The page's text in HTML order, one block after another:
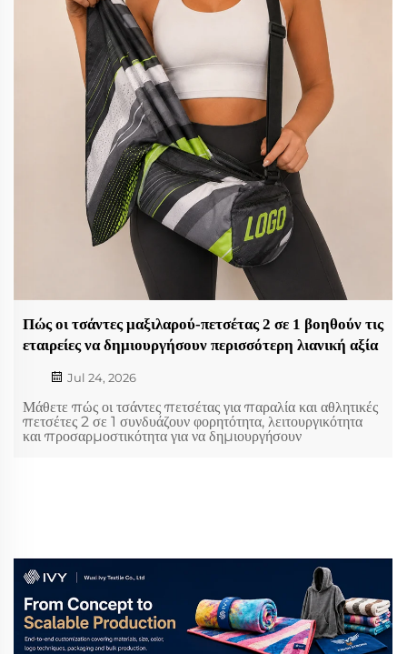
Πώς οι τσάντες μαξιλαρού-πετσέτας 2 σε 1 βοηθούν τις
εταιρείες να δημιουργήσουν περισσότερη λιανική αξία
Jul 24, 2026
Μάθετε πώς οι τσάντες πετσέτας για παραλία και αθλητικές
πετσέτες 2 σε 1 συνδυάζουν φορητότητα, λειτουργικότητα
και προσαρμοστικότητα για να δημιουργήσουν